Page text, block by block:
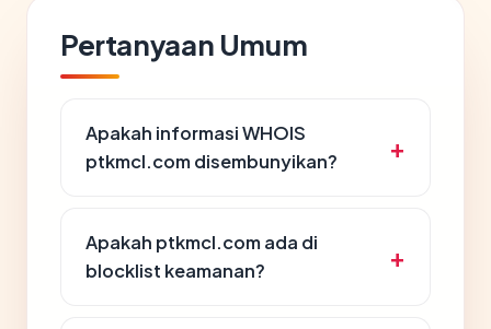
Pertanyaan Umum
Apakah informasi WHOIS
ptkmcl.com disembunyikan?
Apakah ptkmcl.com ada di
blocklist keamanan?